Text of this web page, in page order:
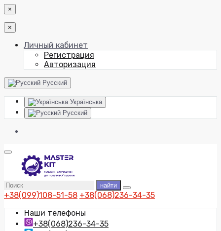
×
×
Личный кабинет
Регистрация
Авторизация
Русский
Українська
Русский
найти
+38(099)108-51-58 +38(068)236-34-35
Наши телефоны
+38(068)236-34-35